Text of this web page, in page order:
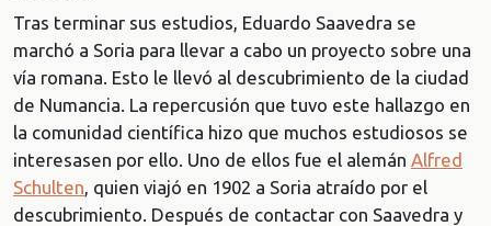
Tras terminar sus estudios, Eduardo Saavedra se
marchó a Soria para llevar a cabo un proyecto sobre una
vía romana. Esto le llevó al descubrimiento de la ciudad
de Numancia. La repercusión que tuvo este hallazgo en
la comunidad científica hizo que muchos estudiosos se
interesasen por ello. Uno de ellos fue el alemán Alfred
Schulten , quien viajó en 1902 a Soria atraído por el
descubrimiento. Después de contactar con Saavedra y